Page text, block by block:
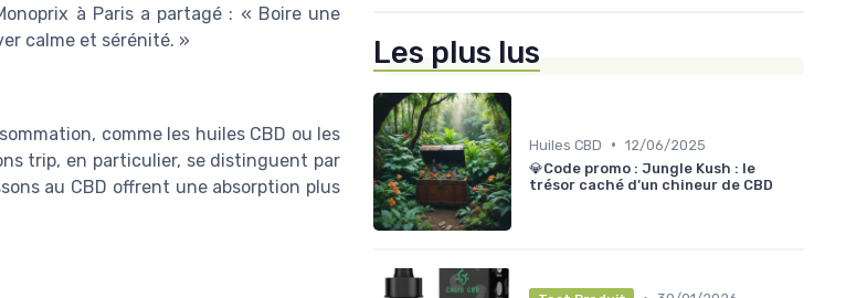
à Paris a partagé : « Boire une
calme et sérénité. »
comme les huiles CBD ou les
trip, en particulier, se distinguent par
au CBD offrent une absorption plus
Les plus lus
Huiles CBD • 12/06/2025
💎Code promo : Jungle Kush : le
trésor caché d’un chineur de CBD